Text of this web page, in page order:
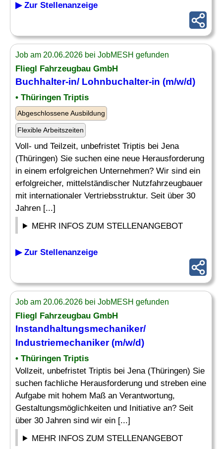
▶ Zur Stellenanzeige
Job am 20.06.2026 bei JobMESH gefunden
Fliegl Fahrzeugbau GmbH
Buchhalter-in/ Lohnbuchalter-in (m/w/d)
• Thüringen Triptis
Abgeschlossene Ausbildung
Flexible Arbeitszeiten
Voll- und Teilzeit, unbefristet Triptis bei Jena
(Thüringen) Sie suchen eine neue Herausforderung
in einem erfolgreichen Unternehmen? Wir sind ein
erfolgreicher, mittelständischer Nutzfahrzeugbauer
mit internationaler Vertriebsstruktur. Seit über 30
Jahren [...]
MEHR INFOS ZUM STELLENANGEBOT
▶ Zur Stellenanzeige
Job am 20.06.2026 bei JobMESH gefunden
Fliegl Fahrzeugbau GmbH
Instandhaltungsmechaniker/
Industriemechaniker (m/w/d)
• Thüringen Triptis
Vollzeit, unbefristet Triptis bei Jena (Thüringen) Sie
suchen fachliche Herausforderung und streben eine
Aufgabe mit hohem Maß an Verantwortung,
Gestaltungsmöglichkeiten und Initiative an? Seit
über 30 Jahren sind wir ein [...]
MEHR INFOS ZUM STELLENANGEBOT